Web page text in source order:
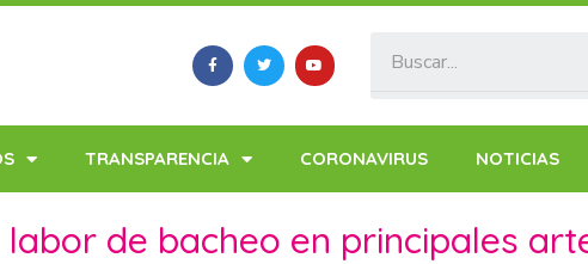
TRANSPARENCIA CORONAVIRUS NOTICIAS
de bacheo en principales